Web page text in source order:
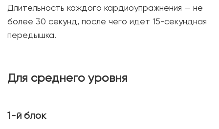
Длительность каждого кардиоупражнения — не
более 30 секунд, после чего идет 15-секундная
передышка.
Для среднего уровня
1-й блок